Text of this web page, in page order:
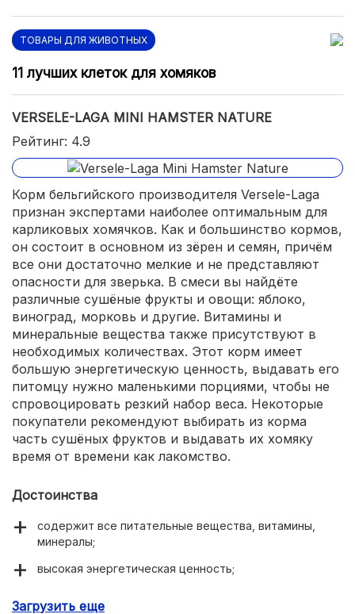
ТОВАРЫ ДЛЯ ЖИВОТНЫХ
11 лучших клеток для хомяков
VERSELE-LAGA MINI HAMSTER NATURE
Рейтинг: 4.9
Корм бельгийского производителя Versele-Laga
признан экспертами наиболее оптимальным для
карликовых хомячков. Как и большинство кормов,
он состоит в основном из зёрен и семян, причём
все они достаточно мелкие и не представляют
опасности для зверька. В смеси вы найдёте
различные сушёные фрукты и овощи: яблоко,
виноград, морковь и другие. Витамины и
минеральные вещества также присутствуют в
необходимых количествах. Этот корм имеет
большую энергетическую ценность, выдавать его
питомцу нужно маленькими порциями, чтобы не
спровоцировать резкий набор веса. Некоторые
покупатели рекомендуют выбирать из корма
часть сушёных фруктов и выдавать их хомяку
время от времени как лакомство.
Достоинства
содержит все питательные вещества, витамины,
минералы;
высокая энергетическая ценность;
Загрузить еще